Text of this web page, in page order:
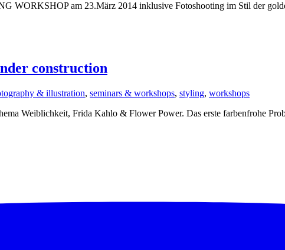
WORKSHOP am 23.März 2014 inklusive Fotoshooting im Stil der
construction
& illustration, seminars & workshops, styling, workshops
Weiblichkeit, Frida Kahlo & Flower Power. Das erste farbenfrohe